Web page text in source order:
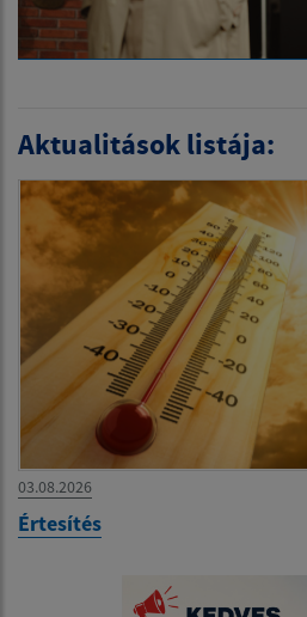
Aktualitások listája:
03.08.2026
Értesítés